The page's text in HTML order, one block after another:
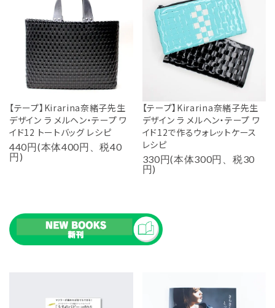
【テープ】Kirarina奈緒子先生
デザイン ラ メルヘン・テープ ワ
イド12 トートバッグ レシピ
440円(本体400円、税40
円)
【テープ】Kirarina奈緒子先生
デザイン ラ メルヘン・テープ ワ
イド12で作るウォレットケース
レシピ
330円(本体300円、税30
円)